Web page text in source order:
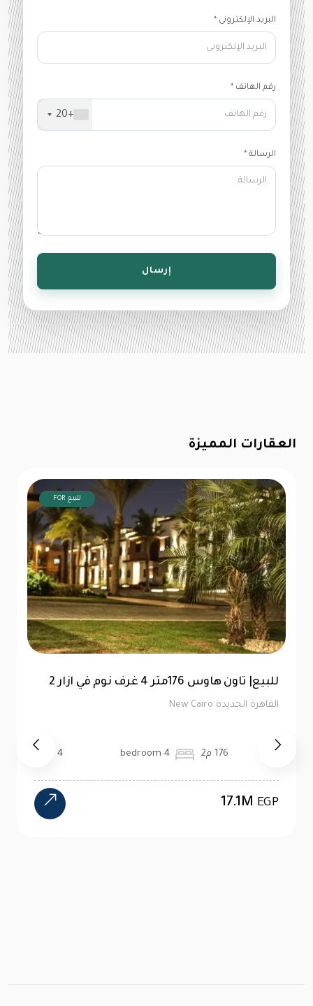
البريد الإلكترونى *
رقم الهاتف *
+20
الرسالة *
إرسال
العقارات المميزة
FOR للبيع
للبيع| تاون هاوس 176متر 4 غرف نوم في ازار 2
القاهرة الجديدة New Cairo
176 م2 4 bedroom
4 bath
17.1M EGP